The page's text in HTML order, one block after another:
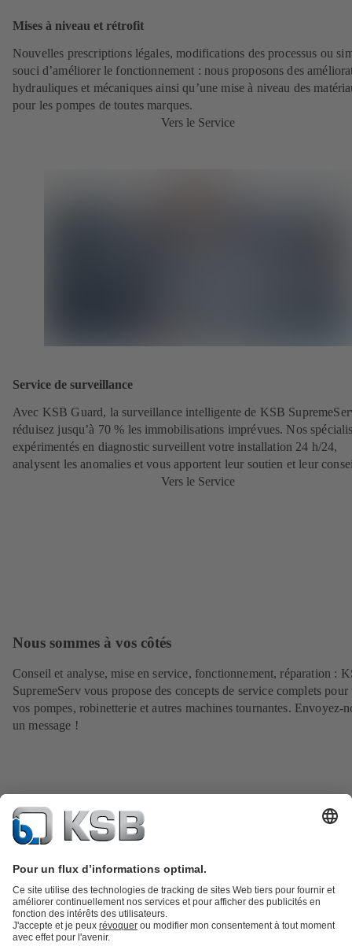
Mises à niveau et rétrofit
Nouvelles prescriptions légales, modifications des processus ou
souci d’améliorer le fonctionnement : nous proposons des
hydrauliques et mécaniques ainsi qu’une mise à niveau des
pour les pompes de toutes marques.
Vers le Service
Service de surveillance
Avec KSB Guard, la surveillance intelligente de KSB
réduisez jusqu’à 70 % les immobilisations imprévues. Nos
expérimentés en diagnostic surveillent votre installation 24 h/24,
analysent les anomalies et vous apportent leur soutien et leur
Vers le Service
Nous sommes à vos côtés
Conseil et analyse, mise en service, fonctionnement, réparation :
SupremeServ vous propose des concepts de service complets pour
vos pompes, robinetterie et autres machines tournantes. Envoyez-
un message !